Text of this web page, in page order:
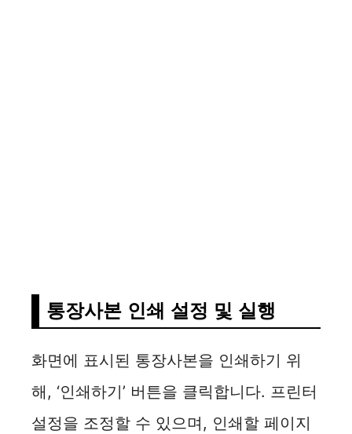
통장사본 인쇄 설정 및 실행
화면에 표시된 통장사본을 인쇄하기 위
해, ‘인쇄하기’ 버튼을 클릭합니다. 프린터
설정을 조정할 수 있으며, 인쇄할 페이지